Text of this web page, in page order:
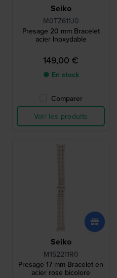
Seiko
M0TZ611J0
Presage 20 mm Bracelet
acier Inoxydable
149,00 €
● En stock
Comparer
Voir les produits
Seiko
M152211R0
Presage 17 mm Bracelet en
acier rose bicolore